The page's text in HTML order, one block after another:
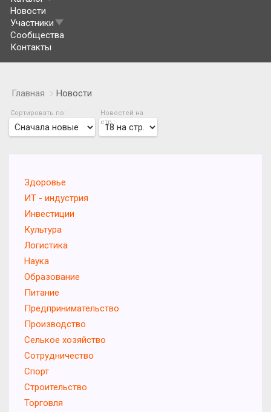
Новости
Участники
Сообщества
Контакты
Главная Новости
Сортировать по:
Новостей на
стр.:
Здоровье
ИТ - индустрия
Инвестиции
Культура
Логистика
Наука
Образование
Питание
Предпринимательство
Производство
Селькое хозяйство
Сотрудничество
Спорт
Строительство
Торговля